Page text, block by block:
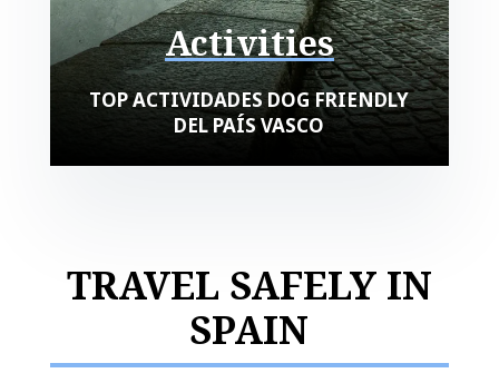
Activities
TOP ACTIVIDADES DOG FRIENDLY
DEL PAÍS VASCO
TRAVEL SAFELY IN
SPAIN